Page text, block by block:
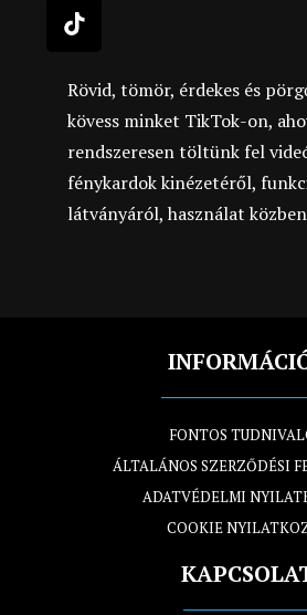
Rövid, tömör, érdekes és
kövess minket TikTok-on,
rendszeresen töltünk fel
fénykardok kinézetéről,
látványáról, használat
FONTOS
ÁLTALÁNOS SZERZŐDÉSI
ADATVÉDELMI
COOKIE